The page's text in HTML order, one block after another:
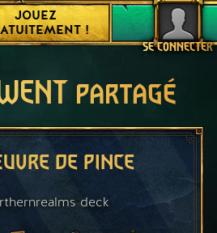
SE CONNECTER
JOUEZ
!
partagé
de pince
deck